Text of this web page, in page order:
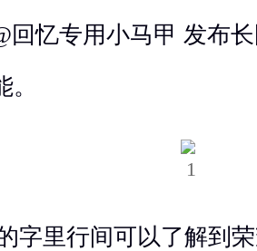
回忆专用小马甲 发布
字里行间可以了解到